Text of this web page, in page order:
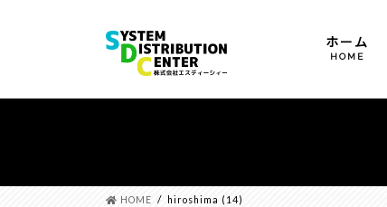
ホーム
HOME
HOME hiroshima (14)